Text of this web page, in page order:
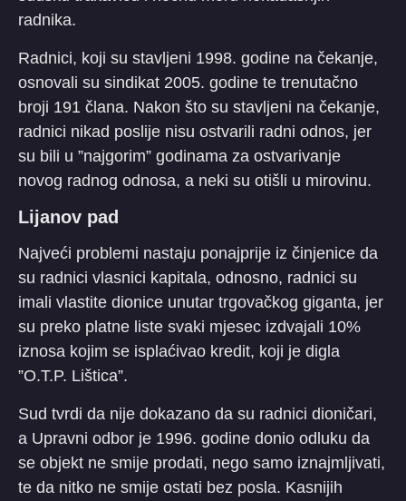
radnika.
Radnici, koji su stavljeni 1998. godine na čekanje,
osnovali su sindikat 2005. godine te trenutačno
broji 191 člana. Nakon što su stavljeni na čekanje,
radnici nikad poslije nisu ostvarili radni odnos, jer
su bili u ”najgorim” godinama za ostvarivanje
novog radnog odnosa, a neki su otišli u mirovinu.
Lijanov pad
Najveći problemi nastaju ponajprije iz činjenice da
su radnici vlasnici kapitala, odnosno, radnici su
imali vlastite dionice unutar trgovačkog giganta, jer
su preko platne liste svaki mjesec izdvajali 10%
iznosa kojim se isplaćivao kredit, koji je digla
”O.T.P. Lištica”.
Sud tvrdi da nije dokazano da su radnici dioničari,
a Upravni odbor je 1996. godine donio odluku da
se objekt ne smije prodati, nego samo iznajmljivati,
te da nitko ne smije ostati bez posla. Kasnijih